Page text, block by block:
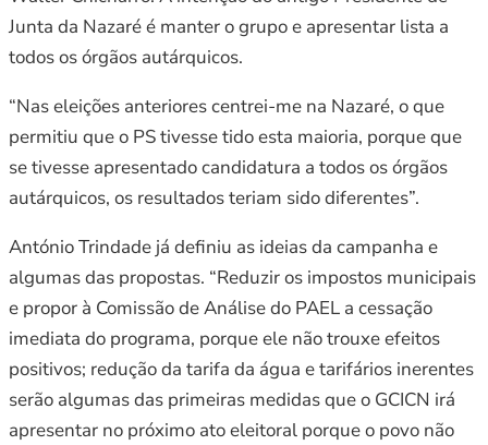
Junta da Nazaré é manter o grupo e apresentar lista a
todos os órgãos autárquicos.
“Nas eleições anteriores centrei-me na Nazaré, o que
permitiu que o PS tivesse tido esta maioria, porque que
se tivesse apresentado candidatura a todos os órgãos
autárquicos, os resultados teriam sido diferentes”.
António Trindade já definiu as ideias da campanha e
algumas das propostas. “Reduzir os impostos municipais
e propor à Comissão de Análise do PAEL a cessação
imediata do programa, porque ele não trouxe efeitos
positivos; redução da tarifa da água e tarifários inerentes
serão algumas das primeiras medidas que o GCICN irá
apresentar no próximo ato eleitoral porque o povo não